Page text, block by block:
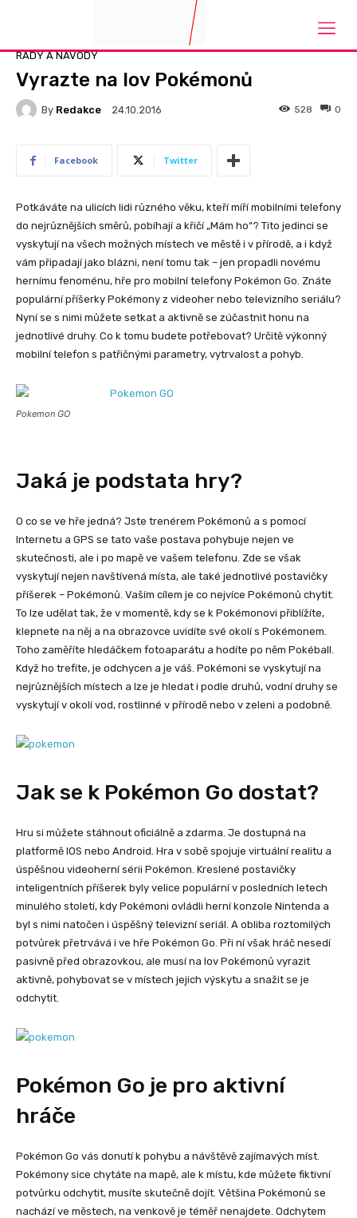
RADY A NÁVODY
Vyrazte na lov Pokémonů
By Redakce 24.10.2016 0
528
Facebook Twitter
Potkáváte na ulicích lidi různého věku, kteří míří mobilními telefony
do nejrůznějších směrů, pobíhají a křičí „Mám ho“? Tito jedinci se
vyskytují na všech možných místech ve městě i v přírodě, a i když
vám připadají jako blázni, není tomu tak – jen propadli novému
hernímu fenoménu, hře pro mobilní telefony Pokémon Go. Znáte
populární příšerky Pokémony z videoher nebo televizního seriálu?
Nyní se s nimi můžete setkat a aktivně se zúčastnit honu na
jednotlivé druhy. Co k tomu budete potřebovat? Určitě výkonný
mobilní telefon s patřičnými parametry, vytrvalost a pohyb.
Pokemon GO
Jaká je podstata hry?
O co se ve hře jedná? Jste trenérem Pokémonů a s pomocí
Internetu a GPS se tato vaše postava pohybuje nejen ve
skutečnosti, ale i po mapě ve vašem telefonu. Zde se však
vyskytují nejen navštívená místa, ale také jednotlivé postavičky
příšerek – Pokémonů. Vaším cílem je co nejvíce Pokémonů chytit.
To lze udělat tak, že v momentě, kdy se k Pokémonovi přiblížíte,
klepnete na něj a na obrazovce uvidíte své okolí s Pokémonem.
Toho zaměříte hledáčkem fotoaparátu a hodíte po něm Pokéball.
Když ho trefíte, je odchycen a je váš. Pokémoni se vyskytují na
nejrůznějších místech a lze je hledat i podle druhů, vodní druhy se
vyskytují v okolí vod, rostlinné v přírodě nebo v zeleni a podobně.
Jak se k Pokémon Go dostat?
Hru si můžete stáhnout oficiálně a zdarma. Je dostupná na
platformě IOS nebo Android. Hra v sobě spojuje virtuální realitu a
úspěšnou videoherní sérii Pokémon. Kreslené postavičky
inteligentních příšerek byly velice populární v posledních letech
minulého století, kdy Pokémoni ovládli herní konzole Nintenda a
byl s nimi natočen i úspěšný televizní seriál. A obliba roztomilých
potvůrek přetrvává i ve hře Pokémon Go. Při ní však hráč nesedí
pasivně před obrazovkou, ale musí na lov Pokémonů vyrazit
aktivně, pohybovat se v místech jejich výskytu a snažit se je
odchytit.
Pokémon Go je pro aktivní
hráče
Pokémon Go vás donutí k pohybu a návštěvě zajímavých míst.
Pokémony sice chytáte na mapě, ale k místu, kde můžete fiktivní
potvůrku odchytit, musíte skutečně dojít. Většina Pokémonů se
nachází ve městech, na venkově je téměř nenajdete. Odchytem